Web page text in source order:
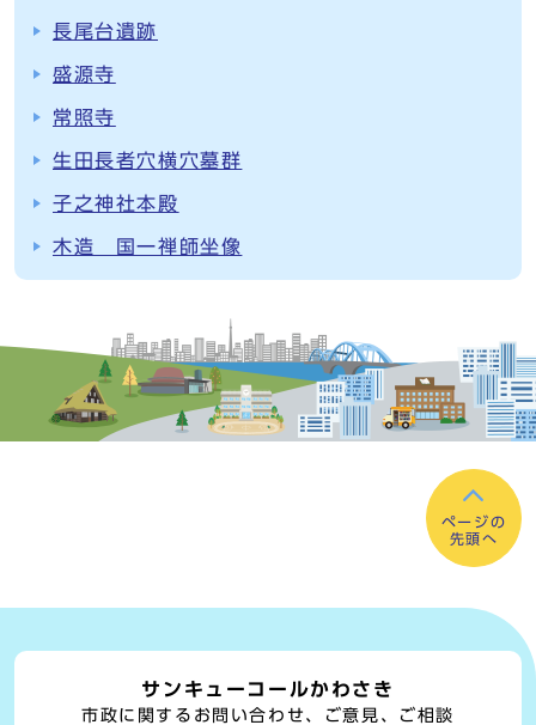
長尾台遺跡
盛源寺
常照寺
生田長者穴横穴墓群
子之神社本殿
木造 国一禅師坐像
ページの
先頭へ
サンキューコールかわさき
市政に関するお問い合わせ、ご意見、ご相談